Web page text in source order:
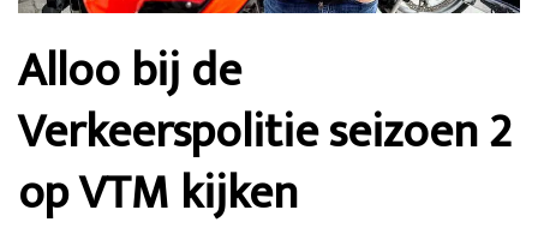
Alloo bij de
Verkeerspolitie seizoen 2
op VTM kijken